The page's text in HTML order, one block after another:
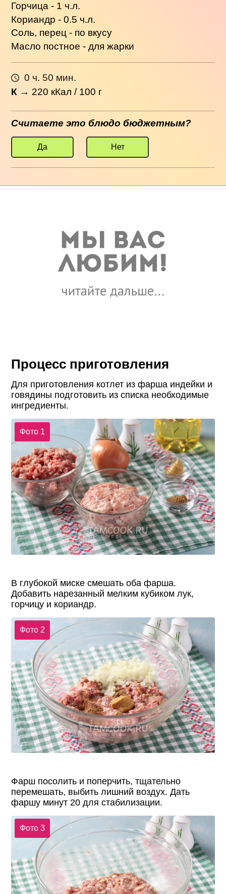
Горчица - 1 ч.л.
Кориандр - 0.5 ч.л.
Соль, перец - по вкусу
Масло постное - для жарки
0 ч. 50 мин.
К → 220 кКал / 100 г
Считаете это блюдо бюджетным?
Да Нет
Процесс приготовления
Для приготовления котлет из фарша индейки и
говядины подготовить из списка необходимые
ингредиенты.
Фото 1
В глубокой миске смешать оба фарша.
Добавить нарезанный мелким кубиком лук,
горчицу и кориандр.
Фото 2
Фарш посолить и поперчить, тщательно
перемешать, выбить лишний воздух. Дать
фаршу минут 20 для стабилизации.
Фото 3